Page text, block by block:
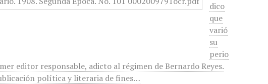
dico
que
varió
su
perio
editor responsable, adicto al régimen de Bernardo Reyes.
política y literaria de fines…